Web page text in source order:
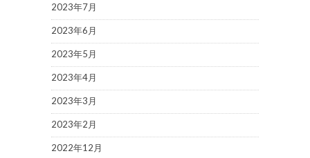
2023年7月
2023年6月
2023年5月
2023年4月
2023年3月
2023年2月
2022年12月